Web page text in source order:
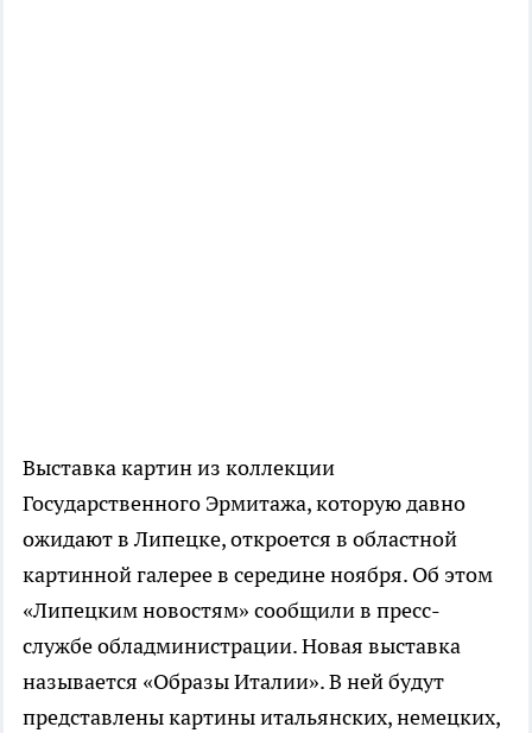
Выставка картин из коллекции
Государственного Эрмитажа, которую давно
ожидают в Липецке, откроется в областной
картинной галерее в середине ноября. Об этом
«Липецким новостям» сообщили в пресс-
службе обладминистрации. Новая выставка
называется «Образы Италии». В ней будут
представлены картины итальянских, немецких,